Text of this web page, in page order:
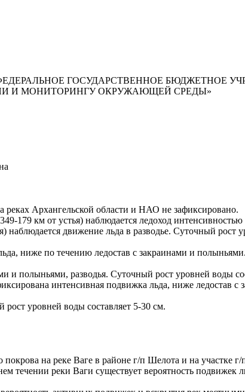
ГОСУДАРСТВЕННОЕ БЮДЖЕТНОЕ
И МОНИТОРИНГУ ОКРУЖАЮЩЕЙ СРЕДЫ»
Архангельской области и НАО не зафиксировано.
179 км от устья) наблюдается ледоход
движение льда в разводье. Суточный рост
ниже по течению ледостав с закраинами и
и полыньями, разводья. Суточный рост уровней воды
интенсивная подвижка льда, ниже ледостав
уровней воды составляет 5-30 см.
на реке Ваге в районе г/п Шелота и на участке
реки Ваги существует вероятность подвижек